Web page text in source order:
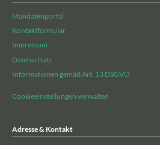
Mandatenportal
Kontaktformular
Impressum
Datenschutz
Informationen gemäß Art. 13 DSGVO
Cookieeinstellungen verwalten
Adresse & Kontakt